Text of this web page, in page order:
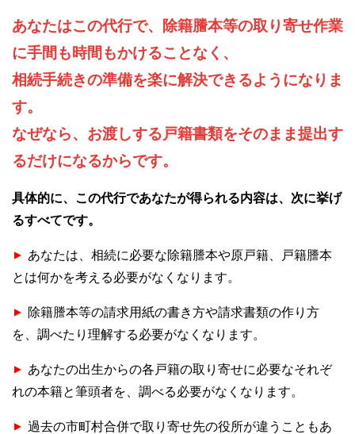
あなたはこの代行で、除籍謄本等の取り寄せ作業
に手間も時間もかけることなく、
相続手続きの準備を楽に解決できるようになりま
す。
なぜなら、お渡しする戸籍書類をそのまま提出す
るだけになるからです。
具体的に、この代行であなたが得られる内容は、次に挙げ
るすべてです。
▲ あなたは、相続に必要な除籍謄本や原戸籍、戸籍謄本
とは何かを考える必要がなくなります。
▲
除籍謄本等の請求用紙の書き方や請求書類の作り方
を、調べたり理解する必要がなくなります。
▲ あなたの出生からの各戸籍の取り寄せに必要なそれぞ
れの本籍と筆頭者を、調べる必要がなくなります。
▲ 過去の市町村合併で取り寄せ先の役所が違うこともあ